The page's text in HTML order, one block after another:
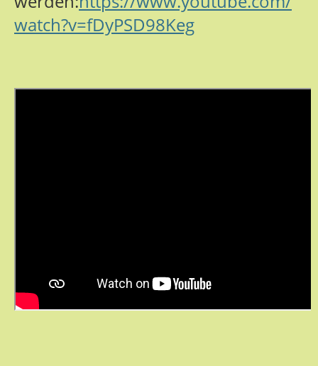
watch?v=fDyPSD98Keg